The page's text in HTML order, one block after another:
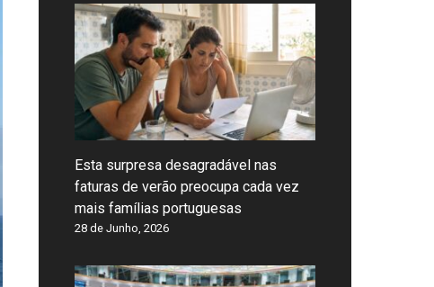
Esta surpresa desagradável nas
faturas de verão preocupa cada vez
mais famílias portuguesas
28 de Junho, 2026